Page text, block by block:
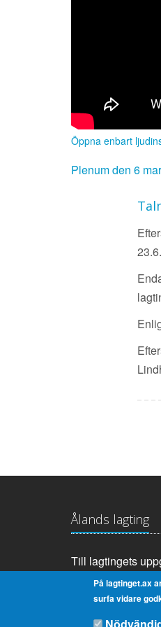
Öppna enbart
Plenum den 6
Ålands lagting
Till lagtingets
anta
övervaka
På lagtinget.ax
surfa vidare